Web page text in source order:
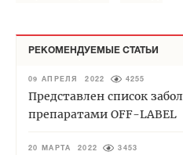
РЕКОМЕНДУЕМЫЕ СТАТЬИ
09 АПРЕЛЯ 2022 4255
Представлен список
препаратами OFF-LABEL
20 МАРТА 2022 3453